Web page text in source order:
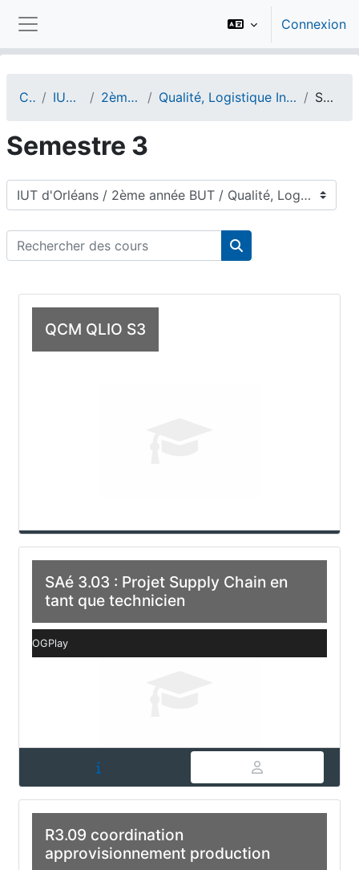
Panneau latéral
Connexion
Cours IUT d'Orléans 2ème année BUT Qualité, Logistique Industrielle et Organisation (QLIO) Semestre 3
Semestre 3
Catégories de cours
Rechercher des cours
Rechercher des
QCM QLIO S3
SAé 3.03 : Projet Supply Chain en
tant que technicien
OGPlay
R3.09 coordination
approvisionnement production